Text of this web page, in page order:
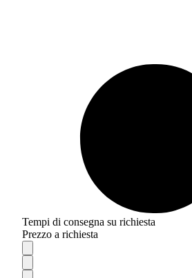
Tempi di consegna su richiesta
Prezzo a richiesta